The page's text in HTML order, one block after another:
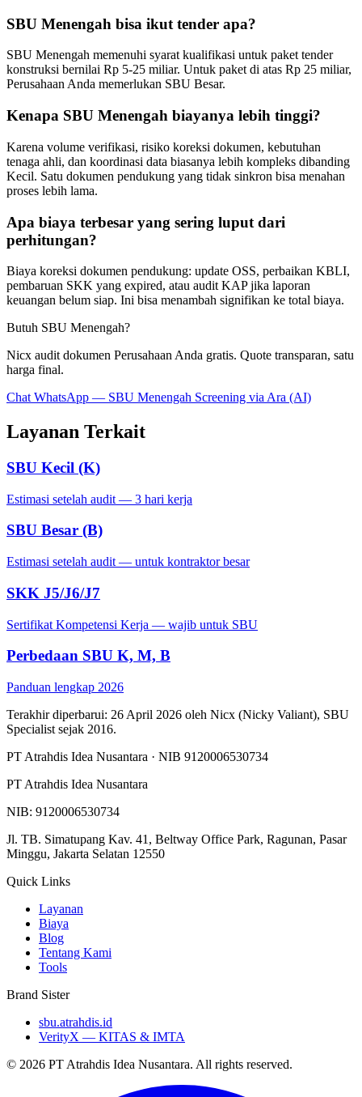
SBU Menengah bisa ikut tender apa?
SBU Menengah memenuhi syarat kualifikasi untuk paket tender
konstruksi bernilai Rp 5-25 miliar. Untuk paket di atas Rp 25 miliar,
Perusahaan Anda memerlukan SBU Besar.
Kenapa SBU Menengah biayanya lebih tinggi?
Karena volume verifikasi, risiko koreksi dokumen, kebutuhan
tenaga ahli, dan koordinasi data biasanya lebih kompleks dibanding
Kecil. Satu dokumen pendukung yang tidak sinkron bisa menahan
proses lebih lama.
Apa biaya terbesar yang sering luput dari
perhitungan?
Biaya koreksi dokumen pendukung: update OSS, perbaikan KBLI,
pembaruan SKK yang expired, atau audit KAP jika laporan
keuangan belum siap. Ini bisa menambah signifikan ke total biaya.
Butuh SBU Menengah?
Nicx audit dokumen Perusahaan Anda gratis. Quote transparan, satu
harga final.
Chat WhatsApp — SBU Menengah Screening via Ara (AI)
Layanan Terkait
SBU Kecil (K)
Estimasi setelah audit — 3 hari kerja
SBU Besar (B)
Estimasi setelah audit — untuk kontraktor besar
SKK J5/J6/J7
Sertifikat Kompetensi Kerja — wajib untuk SBU
Perbedaan SBU K, M, B
Panduan lengkap 2026
Terakhir diperbarui: 26 April 2026 oleh Nicx (Nicky Valiant), SBU
Specialist sejak 2016.
PT Atrahdis Idea Nusantara · NIB 9120006530734
PT Atrahdis Idea Nusantara
NIB: 9120006530734
Jl. TB. Simatupang Kav. 41, Beltway Office Park, Ragunan, Pasar
Minggu, Jakarta Selatan 12550
Quick Links
Layanan
Biaya
Blog
Tentang Kami
Tools
Brand Sister
sbu.atrahdis.id
VerityX — KITAS & IMTA
© 2026 PT Atrahdis Idea Nusantara. All rights reserved.